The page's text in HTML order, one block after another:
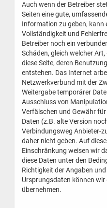
Auch wenn der Betreiber
Seiten eine gute,
Information zu geben, kann
Vollständigkeit und
Betreiber noch ein
Schäden, gleich welcher
diese Seite, deren
entstehen. Das Internet
Netzwerkverbund mit der
Weitergabe temporärer
Ausschluss von
Verfälschen und Gewähr
Daten (z.B. alte Version
Verbindungsweg Anbieter-
daher nicht geben. Auf
Einschränkung weisen wir
diese Daten unter den
Richtigkeit der Angaben
Ursprungsdaten können wir
übernehmen.